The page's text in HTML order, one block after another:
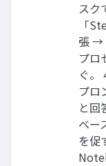
スク
「
張 →
プロ
ぐ。
プロ
と回
ベー
を促